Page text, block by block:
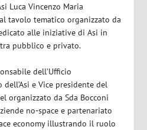
Luca Vincenzo Maria
tavolo tematico organizzato da
alle iniziative di Asi in
pubblico e privato.
dell’Ufficio
e Vice presidente del
organizzato da Sda Bocconi
no-space e partenariato
economy illustrando il ruolo